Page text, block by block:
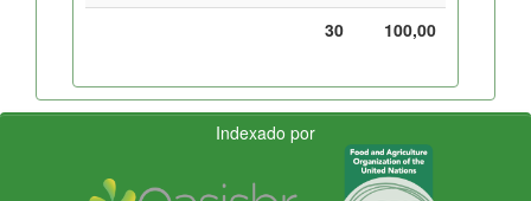
30
100,00
Indexado por